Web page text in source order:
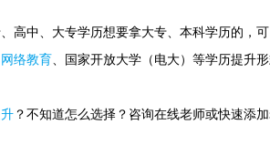
中、大专学历想要拿大专、本科学历的，可
网络教育、国家开放大学（电大）等学历提升
？不知道怎么选择？咨询在线老师或快速添